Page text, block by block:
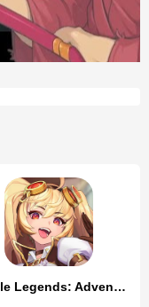
Mobile Legends: Adventure